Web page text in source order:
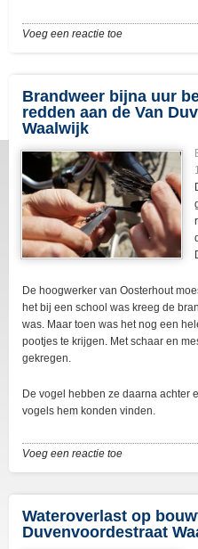
Voeg een reactie toe
Brandweer bijna uur
redden aan de Van
Waalwijk
De hoogwerker van Oosterhout
het bij een school was kreeg de
was. Maar toen was het nog een
pootjes te krijgen. Met schaar en
gekregen.
De vogel hebben ze daarna achter
vogels hem konden vinden.
Voeg een reactie toe
Wateroverlast op
Duvenvoordestraat